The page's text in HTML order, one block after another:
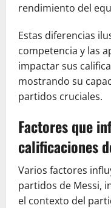
rendimiento del
Estas diferencias
competencia y las
impactar sus
mostrando su
partidos cruciales.
Factores que
calificaciones
Varios factores
partidos de Messi,
el contexto del